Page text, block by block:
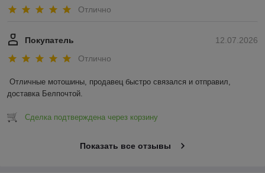
Отлично
12.07.2026
Покупатель
Отлично
Отличные мотошины, продавец быстро связался и отправил,
доставка Белпочтой.
Сделка подтверждена через корзину
Показать все отзывы